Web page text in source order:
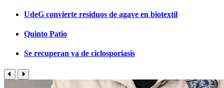
UdeG convierte residuos de agave en biotextil
Quinto Patio
Se recuperan ya de ciclosporiasis